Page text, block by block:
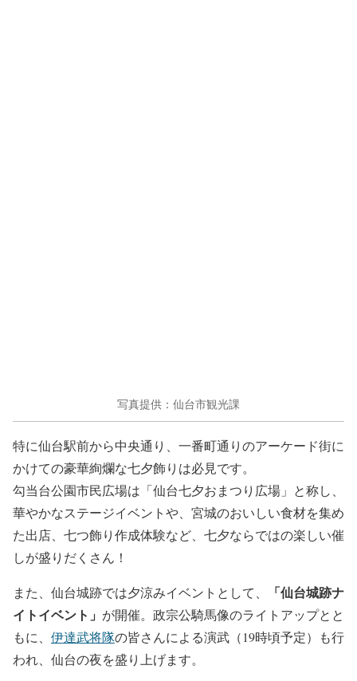
写真提供：仙台市観光課
特に仙台駅前から中央通り、一番町通りのアーケード街に
かけての豪華絢爛な七夕飾りは必見です。
勾当台公園市民広場は「仙台七夕おまつり広場」と称し、
華やかなステージイベントや、宮城のおいしい食材を集め
た出店、七つ飾り作成体験など、七夕ならではの楽しい催
しが盛りだくさん！
また、仙台城跡では夕涼みイベントとして、
「仙台城跡ナ
イトイベント」 が開催。政宗公騎馬像のライトアップとと
もに、 伊達武将隊の皆さんによる演武（19時頃予定）も行
われ、仙台の夜を盛り上げます。